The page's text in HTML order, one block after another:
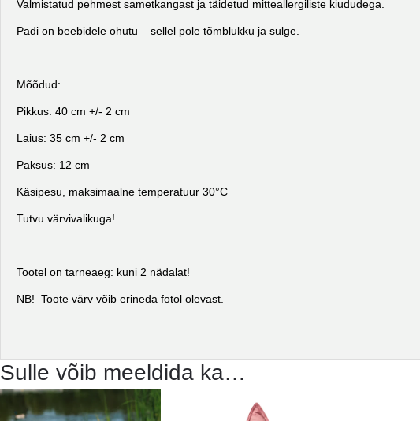
Valmistatud pehmest sametkangast ja täidetud mitteallergiliste kiududega.
Padi on beebidele ohutu – sellel pole tõmblukku ja sulge.
Mõõdud:
Pikkus: 40 cm +/- 2 cm
Laius: 35 cm +/- 2 cm
Paksus: 12 cm
Käsipesu, maksimaalne temperatuur 30°C
Tutvu värvivalikuga!
Tootel on tarneaeg: kuni 2 nädalat!
NB! Toote värv võib erineda fotol olevast.
Sulle võib meeldida ka…